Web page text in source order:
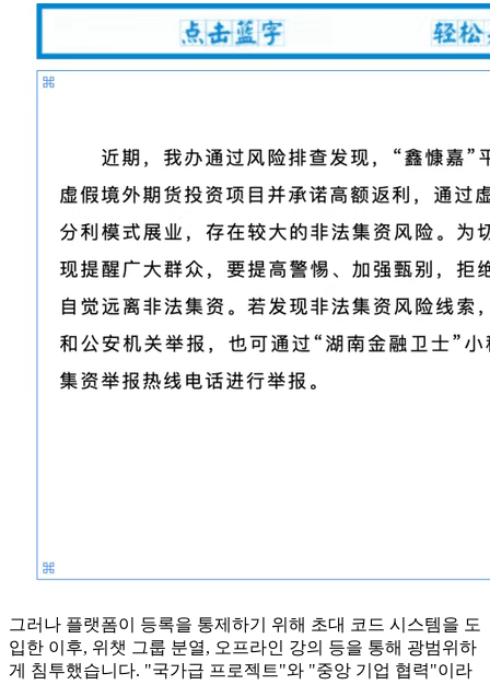
그러나 플랫폼이 등록을 통제하기 위해 초대 코드 시스템을 도
입한 이후, 위챗 그룹 분열, 오프라인 강의 등을 통해 광범위하
게 침투했습니다. "국가급 프로젝트"와 "중앙 기업 협력"이라